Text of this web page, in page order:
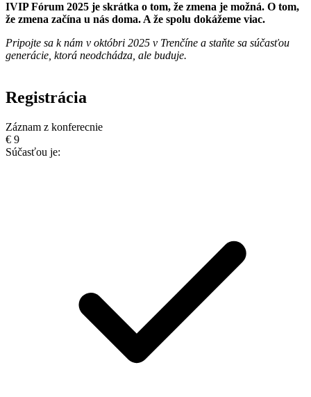
IVIP Fórum 2025 je skrátka o tom, že zmena je možná. O tom,
že zmena začína u nás doma. A že spolu dokážeme viac.
Pripojte sa k nám v októbri 2025 v Trenčíne a staňte sa súčasťou
generácie, ktorá neodchádza, ale buduje.
Registrácia
Záznam z konferecnie
€ 9
Súčasťou je: